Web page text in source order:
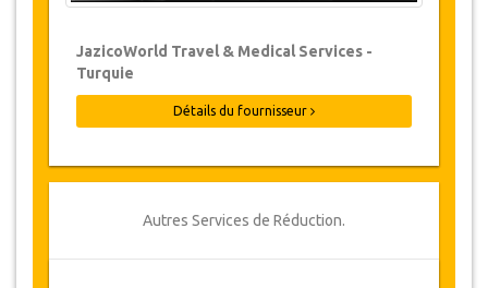
JazicoWorld Travel & Medical Services -
Turquie
Détails du fournisseur
Autres Services de Réduction.